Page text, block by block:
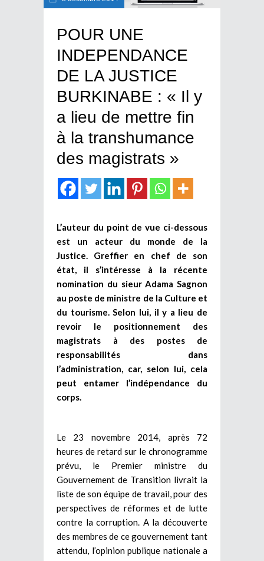
POUR UNE
INDEPENDANCE
DE LA JUSTICE
BURKINABE : « Il y
a lieu de mettre fin
à la transhumance
des magistrats »
L’auteur du point de vue ci-dessous
est un acteur du monde de la
Justice. Greffier en chef de son
état, il s’intéresse à la récente
nomination du sieur Adama Sagnon
au poste de ministre de la Culture et
du tourisme. Selon lui, il y a lieu de
revoir le positionnement des
magistrats à des postes de
responsabilités dans
l’administration, car, selon lui, cela
peut entamer l’indépendance du
corps.
Le 23 novembre 2014, après 72
heures de retard sur le chronogramme
prévu, le Premier ministre du
Gouvernement de Transition livrait la
liste de son équipe de travail, pour des
perspectives de réformes et de lutte
contre la corruption. A la découverte
des membres de ce gouvernement tant
attendu, l’opinion publique nationale a